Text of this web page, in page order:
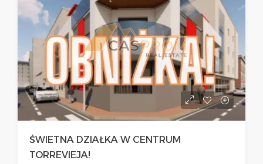
ŚWIETNA DZIAŁKA W CENTRUM
TORREVIEJA!